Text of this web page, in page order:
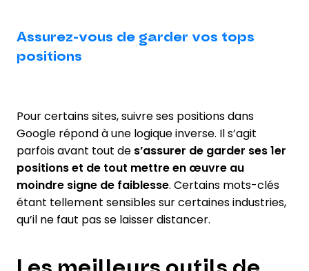
Assurez-vous de garder vos tops
positions
Pour certains sites, suivre ses positions dans
Google répond à une logique inverse. Il s’agit
parfois avant tout de s’assurer de garder ses 1er
positions et de tout mettre en œuvre au
moindre signe de faiblesse. Certains mots-clés
étant tellement sensibles sur certaines industries,
qu’il ne faut pas se laisser distancer.